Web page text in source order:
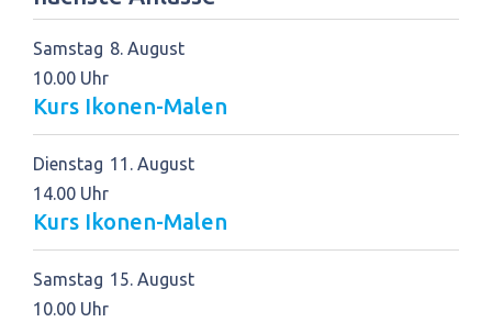
Samstag 8 August
10.00 Uhr
Kurs Ikonen-Malen
Dienstag 11 August
14.00 Uhr
Kurs Ikonen-Malen
Samstag 15 August
10.00 Uhr